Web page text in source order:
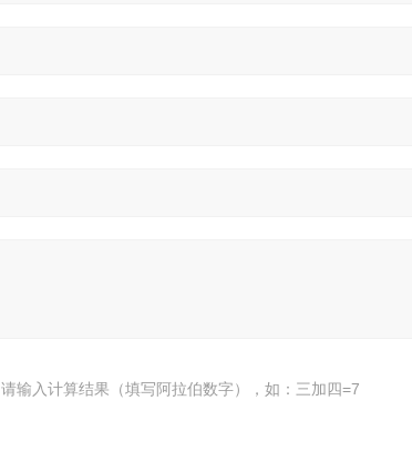
请输入计算结果（填写阿拉伯数字），如：三加四=7